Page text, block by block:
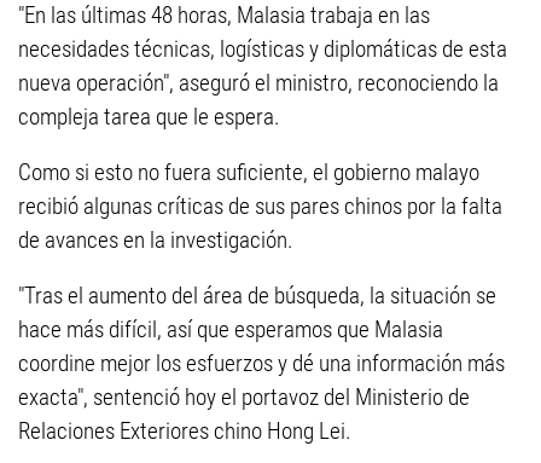
"En las últimas 48 horas, Malasia trabaja en las
necesidades técnicas, logísticas y diplomáticas de esta
nueva operación", aseguró el ministro, reconociendo la
compleja tarea que le espera.
Como si esto no fuera suficiente, el gobierno malayo
recibió algunas críticas de sus pares chinos por la falta
de avances en la investigación.
"Tras el aumento del área de búsqueda, la situación se
hace más difícil, así que esperamos que Malasia
coordine mejor los esfuerzos y dé una información más
exacta", sentenció hoy el portavoz del Ministerio de
Relaciones Exteriores chino Hong Lei.